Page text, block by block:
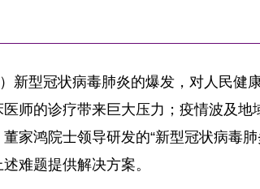
）新型冠状病毒肺炎的爆发，对人民健
师的诊疗带来巨大压力；疫情波及
家鸿院士领导研发的“新型冠状病毒
难题提供解决方案。